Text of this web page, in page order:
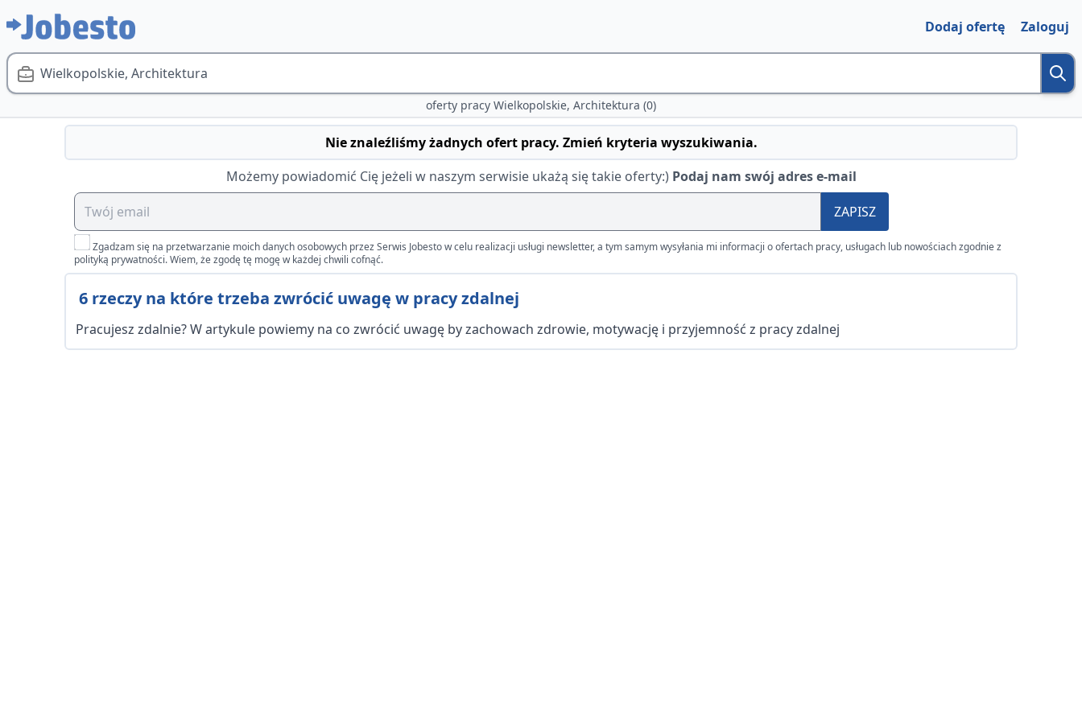
Dodaj ofertę Zaloguj
Wielkopolskie, Architektura
oferty pracy Wielkopolskie, Architektura (0)
Nie znaleźliśmy żadnych ofert pracy. Zmień kryteria wyszukiwania.
Możemy powiadomić Cię jeżeli w naszym serwisie ukażą się takie oferty:) Podaj nam swój adres e-mail
ZAPISZ
Zgadzam się na przetwarzanie moich danych osobowych przez Serwis Jobesto w celu realizacji usługi newsletter, a tym samym wysyłania mi informacji o ofertach pracy, usługach lub nowościach zgodnie z
polityką prywatności. Wiem, że zgodę tę mogę w każdej chwili cofnąć.
6 rzeczy na które trzeba zwrócić uwagę w pracy zdalnej
Pracujesz zdalnie? W artykule powiemy na co zwrócić uwagę by zachowach zdrowie, motywację i przyjemność z pracy zdalnej